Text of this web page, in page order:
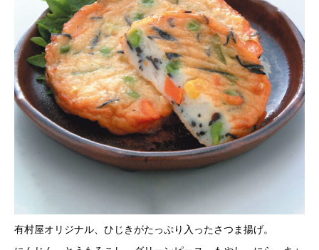
有村屋オリジナル、ひじきがたっぷり入ったさつま揚げ。